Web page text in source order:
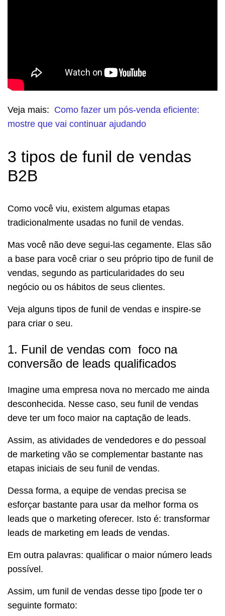
Veja mais: Como fazer um pós-venda eficiente:
mostre que vai continuar ajudando
3 tipos de funil de vendas
B2B
Como você viu, existem algumas etapas
tradicionalmente usadas no funil de vendas.
Mas você não deve segui-las cegamente. Elas são
a base para você criar o seu próprio tipo de funil de
vendas, segundo as particularidades do seu
negócio ou os hábitos de seus clientes.
Veja alguns tipos de funil de vendas e inspire-se
para criar o seu.
1. Funil de vendas com foco na
conversão de leads qualificados
Imagine uma empresa nova no mercado me ainda
desconhecida. Nesse caso, seu funil de vendas
deve ter um foco maior na captação de leads.
Assim, as atividades de vendedores e do pessoal
de marketing vão se complementar bastante nas
etapas iniciais de seu funil de vendas.
Dessa forma, a equipe de vendas precisa se
esforçar bastante para usar da melhor forma os
leads que o marketing oferecer. Isto é: transformar
leads de marketing em leads de vendas.
Em outra palavras: qualificar o maior número leads
possível.
Assim, um funil de vendas desse tipo [pode ter o
seguinte formato: